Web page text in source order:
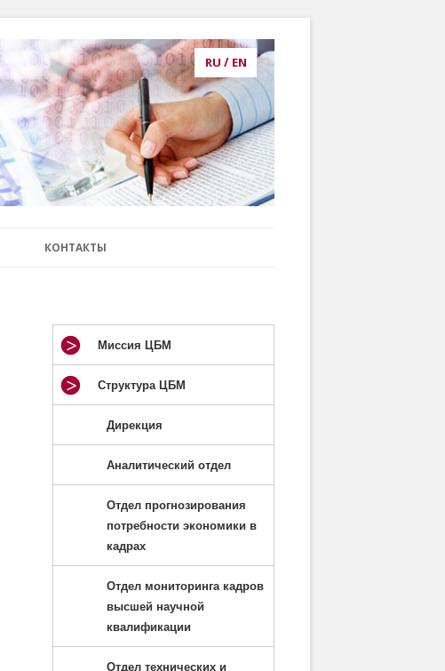
RU / EN
КОНТАКТЫ
Миссия ЦБМ
Структура ЦБМ
Дирекция
Аналитический отдел
Отдел прогнозирования
потребности экономики в
кадрах
Отдел мониторинга кадров
высшей научной
квалификации
Отдел технических и